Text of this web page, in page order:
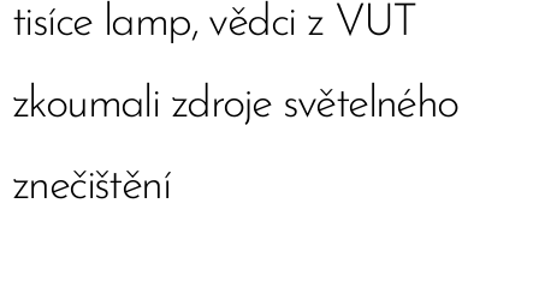
tisíce lamp, vědci z VUT
zkoumali zdroje světelného
znečištění